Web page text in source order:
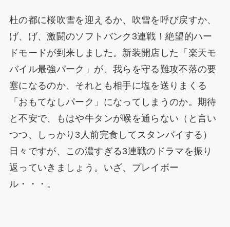
杜の都に桜吹雪を迎えるか、吹雪を呼び戻すか、
げ、げ、激闘のソフトバンク3連戦！絶望的ハー
ドモードが到来しました。新装開店した「楽天モ
バイル最強パーク」が、我らを守る難攻不落の要
塞になるのか、それとも相手に塩を送りまくる
「おもてなしパーク」になってしまうのか。期待
と不安で、もはや牛タンが喉を通らない（と言い
つつ、しっかり3人前完食してスタンバイする）
日々ですが、この濃すぎる3連戦のドラマを振り
返っていきましょう。いざ、プレイボー
ル・・・。